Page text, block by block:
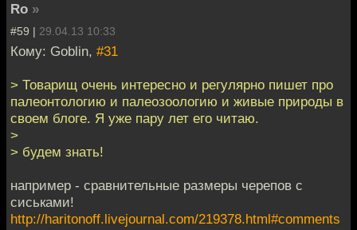
Ro »
#59 | 29.04.13 10:33
Кому: Goblin, #31
> Товарищ очень интересно и регулярно пишет про
палеонтологию и палеозоологию и живые природы в
своем блоге. Я уже пару лет его читаю.
>
> будем знать!
например - сравнительные размеры черепов с
сиськами!
http://haritonoff.livejournal.com/219378.html#comments